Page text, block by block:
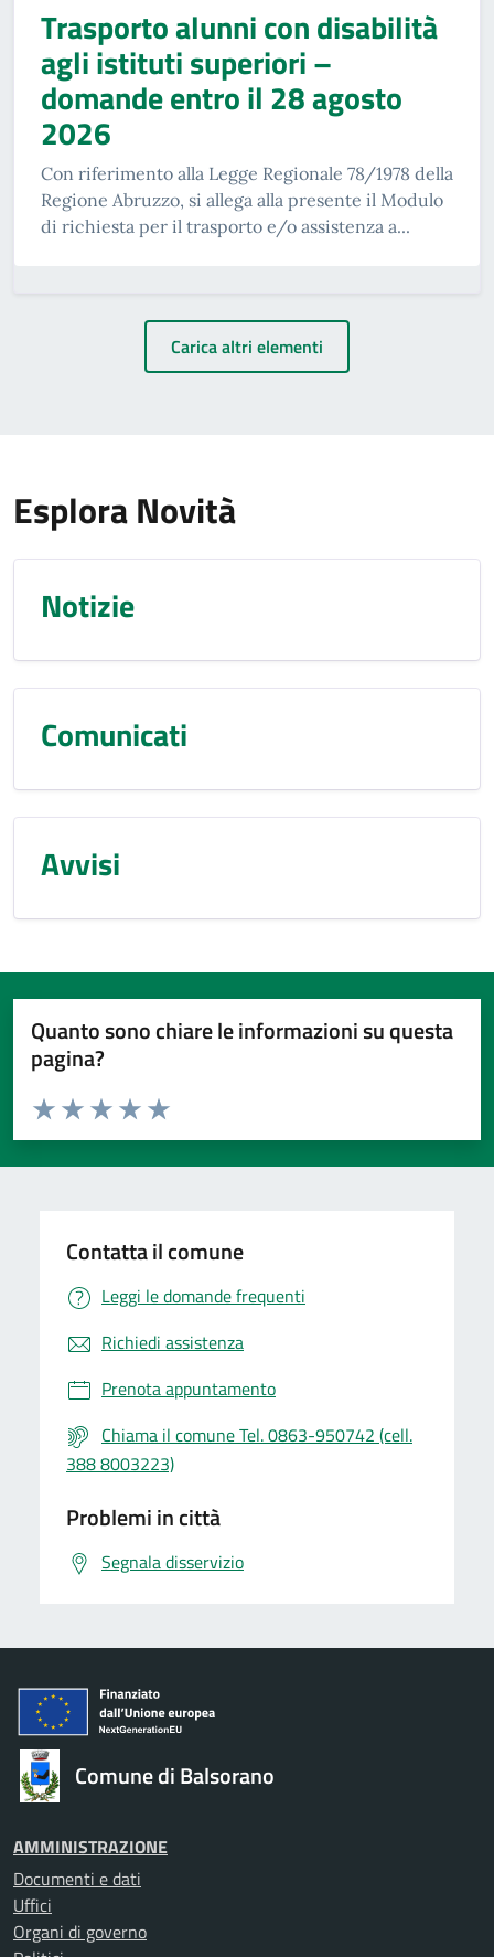
Trasporto alunni con disabilità
agli istituti superiori –
domande entro il 28 agosto
2026
Con riferimento alla Legge Regionale 78/1978 della
Regione Abruzzo, si allega alla presente il Modulo
di richiesta per il trasporto e/o assistenza a...
Carica altri elementi
Esplora Novità
Notizie
Comunicati
Avvisi
Quanto sono chiare le informazioni su questa
pagina?
Valuta da 1 a 5 stelle la pagina
Valuta 5 stelle su 5
Valuta 4 stelle su 5
Valuta 3 stelle su 5
Valuta 2 stelle su 5
Valuta 1 stelle su 5
Contatta il comune
Leggi le domande frequenti
Richiedi assistenza
Prenota appuntamento
Chiama il comune Tel. 0863-950742 (cell.
388 8003223)
Problemi in città
Segnala disservizio
Comune di Balsorano
AMMINISTRAZIONE
Documenti e dati
Uffici
Organi di governo